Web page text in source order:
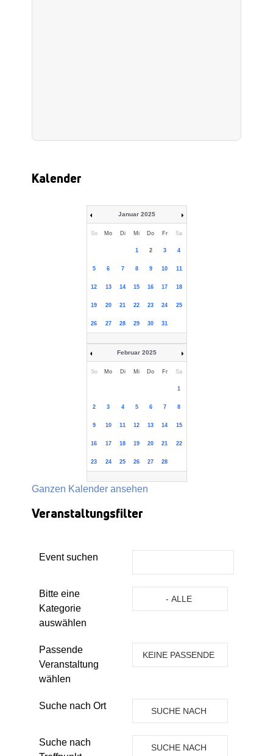
Kalender
Januar 2025
So Mo Di Mi Do Fr Sa
1 2 3 4
5 6 7 8 9 10 11
12 13 14 15 16 17 18
19 20 21 22 23 24 25
26 27 28 29 30 31
Februar 2025
So Mo Di Mi Do Fr Sa
1
2 3 4 5 6 7 8
9 10 11 12 13 14 15
16 17 18 19 20 21 22
23 24 25 26 27 28
Ganzen Kalender ansehen
Veranstaltungsfilter
Event suchen
Bitte eine
Kategorie
auswählen
- ALLE
Passende
Veranstaltung
wählen
KEINE PASSENDE
Suche nach Ort SUCHE NACH
ORT
Suche nach
SUCHE NACH